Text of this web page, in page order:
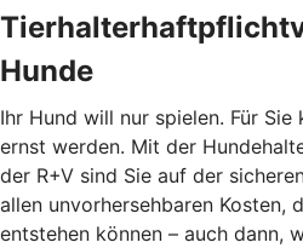
Hunde
Ihr Hund will nur spielen. Für Sie
ernst werden. Mit der
der R+V sind Sie auf der
allen unvorhersehbaren Kosten,
entstehen können – auch dann,